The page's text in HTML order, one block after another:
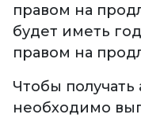
правом на
будет иметь
правом на
Чтобы
необходимо